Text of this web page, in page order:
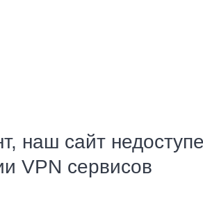
наш сайт
VPN сервисов